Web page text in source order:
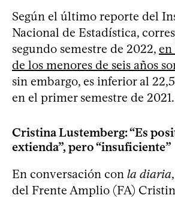
Según el último reporte del
Nacional de Estadística,
segundo semestre de 2022, en
de los menores de seis años
sin embargo, es inferior al
en el primer semestre de 2021.
Cristina Lustemberg: “Es
extienda”, pero “insuficiente”
En conversación con la diaria
del Frente Amplio (FA)